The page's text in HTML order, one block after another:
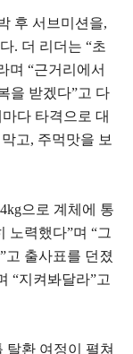
후 서브미션을,
. 더 리더는 “초
며 “근거리에서
을 받겠다”고 다
다 타격으로 대
고, 주먹맛을 보
으로 계체에 통
노력했다”며 “그
고 출사표를 던졌
“지켜봐달라”고
탈환 여정이 펼쳐